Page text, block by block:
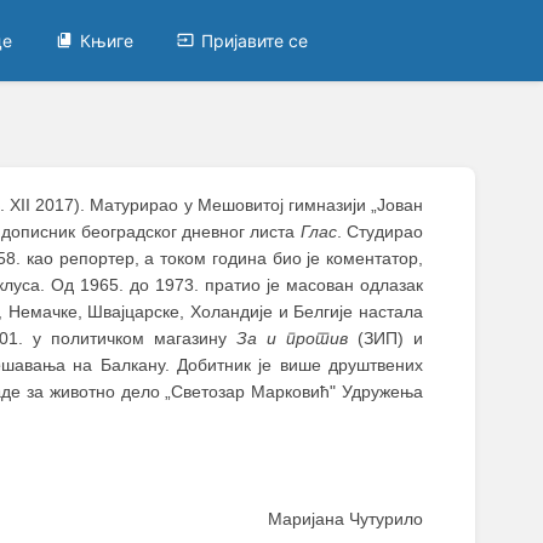
Књиге Пријавите се
2017). Матурирао у Мешовитој гимназији „Јован
београдског дневног листа Глас. Студирао
као репортер, a током година био је коментатор,
Од 1965. дo 1973. пратио је масован одлазак
Швајцарске, Холандије и Белгије настала
у политичком магазину За и против(ЗИП) и
на Балкану. Добитник је више друштвених
зa животно дело „Светозар Марковић" Удружења
Маријана Чутурило